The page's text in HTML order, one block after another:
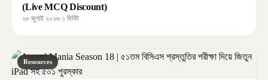
(Live MCQ Discount)
২৮ জুলাই ২০২৬·১ মিনিট
Resources